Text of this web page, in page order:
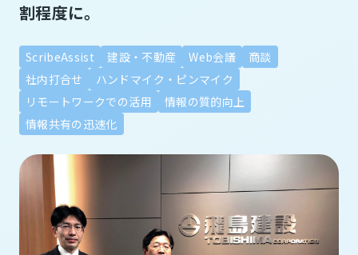
割程度に。
ScribeAssist 建設・不動産 Web会議
商談
社内打合せ
ハンドマイク・ピンマイク
リモートワークでの活用
情報の質的向上
情報共有の迅速化